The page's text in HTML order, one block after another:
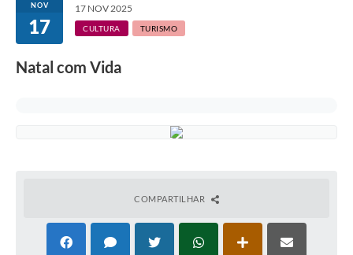
Transparência
NOV
17
17 NOV 2025
CULTURA TURISMO
Natal com Vida
COMPARTILHAR